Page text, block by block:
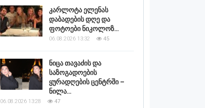
კარლოტა ელენას
დაბადების დღე და
ფოტოები ნიკოლოზ…
06.08.2026 13:32 45
ნიცა თავაძის და
საზოგადოების
ყურადღების ცენტრში –
ნილა…
06.08.2026 13:28 47